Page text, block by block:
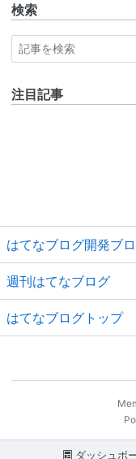
検索
注目記事
はてなブログ開発ブ
週刊はてなブログ
はてなブログトップ
ダッシュボ